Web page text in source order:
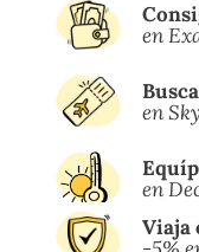
en
en
en
Viaja